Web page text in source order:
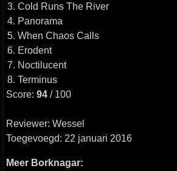
3. Cold Runs The River
4. Panorama
5. When Chaos Calls
6. Erodent
7. Noctilucent
8. Terminus
Score: 94 / 100
Reviewer: Wessel
Toegevoegd: 22 januari 2016
Meer Borknagar: